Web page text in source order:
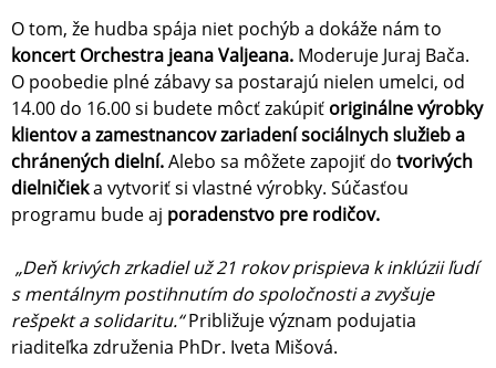
O tom, že hudba spája niet pochýb a dokáže nám to
koncert Orchestra jeana Valjeana. Moderuje Juraj Bača.
O poobedie plné zábavy sa postarajú nielen umelci, od
14.00 do 16.00 si budete môcť zakúpiť originálne výrobky
klientov a zamestnancov zariadení sociálnych služieb a
chránených dielní.Alebo sa môžete zapojiť do tvorivých
dielničieka vytvoriť si vlastné výrobky. Súčasťou
programu bude aj poradenstvo pre rodičov.
„Deň krivých zrkadiel už 21 rokov prispieva k inklúzii ľudí
s mentálnym postihnutím do spoločnosti a zvyšuje
rešpekt a solidaritu.“Približuje význam podujatia
riaditeľka združenia PhDr. Iveta Mišová.